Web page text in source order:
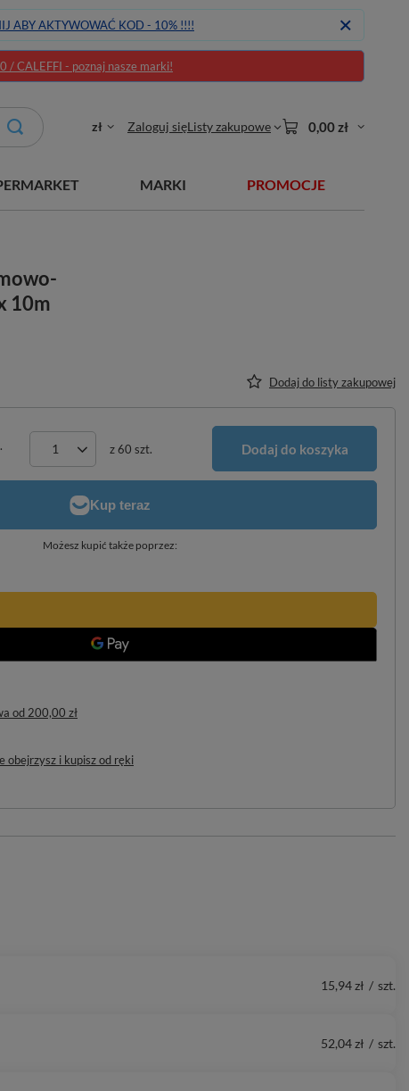
ABY AKTYWOWAĆ KOD - 10% !!!!
/ CALEFFI - poznaj nasze marki!
zł Zaloguj sięListy zakupowe 0,00 zł
MARKI PROMOCJE
10m
Dodaj do listy zakupowej
z60 szt. Dodaj do koszyka
Możesz kupić także poprzez:
od 200,00 zł
obejrzysz i kupisz od ręki
15,94 zł / szt.
52,04 zł / szt.